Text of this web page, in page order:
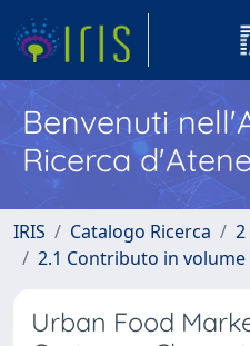
Benvenuti
Ricerca
IRIS Catalogo Ricerca
2.1 Contributo in
Urban Food